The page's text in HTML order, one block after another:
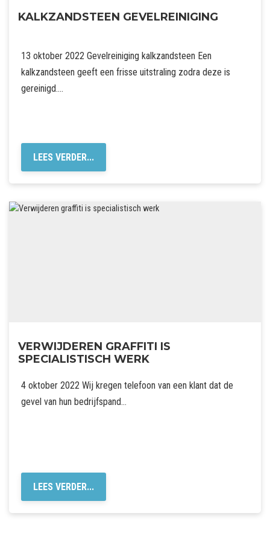
KALKZANDSTEEN GEVELREINIGING
13 oktober 2022 Gevelreiniging kalkzandsteen Een
kalkzandsteen geeft een frisse uitstraling zodra deze is
gereinigd….
LEES VERDER...
VERWIJDEREN GRAFFITI IS
SPECIALISTISCH WERK
4 oktober 2022 Wij kregen telefoon van een klant dat de
gevel van hun bedrijfspand…
LEES VERDER...